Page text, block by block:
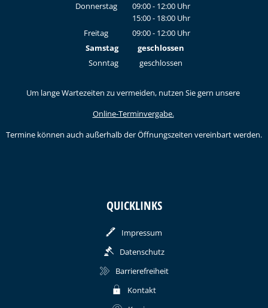
Donnerstag
09:00- 12:00Uhr
Von 09:00 bis 12:00 Uhr
15:00- 18:00Uhr
Von 15:00 bis 18:00 Uhr
Freitag 09:00- 12:00Uhr
Von 09:00 bis 12:00 Uhr
Samstag
geschlossen
Sonntag
geschlossen
Um lange Wartezeiten zu vermeiden, nutzen Sie gern unsere
Online-Terminvergabe.
Termine können auch außerhalb der Öffnungszeiten vereinbart werden.
QUICKLINKS
Impressum
Datenschutz
Barrierefreiheit
Kontakt